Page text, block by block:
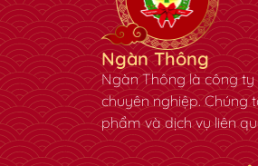
Ngàn Thông
Ngàn Thông là công
chuyên nghiệp. Chúng
phẩm và dịch vụ liên